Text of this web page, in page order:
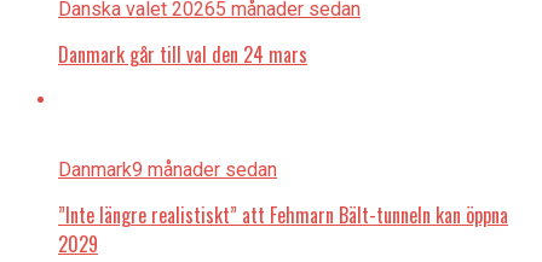
Danska valet 20265 månader sedan
Danmark går till val den 24 mars
Danmark9 månader sedan
”Inte längre realistiskt” att Fehmarn Bält-tunneln kan öppna
2029